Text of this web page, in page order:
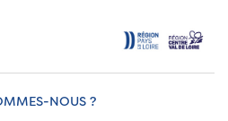
NOUS ?